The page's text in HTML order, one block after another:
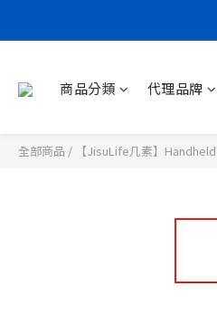
商品分類 代理品牌
全部商品 / 【JisuLife几素】